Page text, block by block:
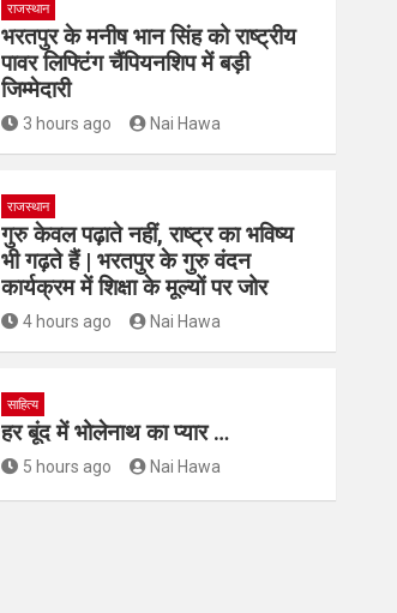
राजस्थान
भरतपुर के मनीष भान सिंह को राष्ट्रीय
पावर लिफ्टिंग चैंपियनशिप में बड़ी
जिम्मेदारी
3 hours ago Nai Hawa
राजस्थान
गुरु केवल पढ़ाते नहीं, राष्ट्र का भविष्य
भी गढ़ते हैं | भरतपुर के गुरु वंदन
कार्यक्रम में शिक्षा के मूल्यों पर जोर
4 hours ago Nai Hawa
साहित्य
हर बूंद में भोलेनाथ का प्यार …
5 hours ago Nai Hawa